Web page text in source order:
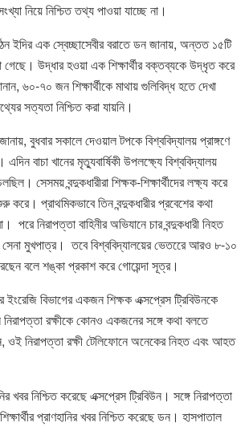
নিয়ে নিশ্চিত তথ্য পাওয়া যাচ্ছে না।
ইদির এক স্বেচ্ছাসেবীর বরাতে ডন জানায়, অন্তত ১৫টি
উদ্ধার হওয়া এক শিক্ষার্থীর বক্তব্যকে উদ্ধৃত করে
৬০-৭০ জন শিক্ষার্থীকে মাথায় গুলিবিদ্ধ হতে দেখা
সত্যতা নিশ্চিত করা যায়নি।
বুধবার সকালে দেওয়াল টপকে বিশ্ববিদ্যালয় প্রাঙ্গণে
এদিন বাচা খানের মৃত্যুবার্ষিকী উপলক্ষ্যে বিশ্ববিদ্যালয়
সেসময় বন্দুকধারীরা শিক্ষক-শিক্ষার্থীদের লক্ষ্য করে
করে। প্রাথমিকভাবে তিন বন্দুকধারীর প্রবেশের কথা
পরে নিরাপত্তা বাহিনীর অভিযানে চার বন্দুকধারী নিহত
সেনা মুখপাত্র। তবে বিশ্ববিদ্যালয়ের ভেতরেে আরও ৮-১০
বলে শঙ্কা প্রকাশ করে গোয়েন্দা সূত্র।
ইংরেজি বিভাগের একজন শিক্ষক এক্সপ্রেস ট্রিবিউনকে
রক্ষীকে কোনও একজনের সঙ্গে কথা বলতে
ওই নিরাপত্তা রক্ষী টেলিফোনে অনেকের নিহত এবং আহত
খবর নিশ্চিত করেছে এক্সপ্রেস ট্রিবিউন। সঙ্গে নিরাপত্তা
প্রাণহানির খবর নিশ্চিত করেছে ডন। হাসপাতাল